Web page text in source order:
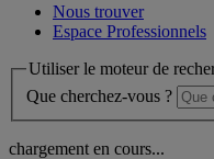
Nous trouver
Espace Professionnels
Utiliser le moteur de
Que cherchez-vous ?
chargement en cours...